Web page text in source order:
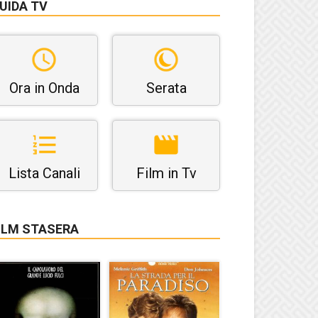
TV
Ora in Onda Serata
Lista Canali Film in Tv
STASERA